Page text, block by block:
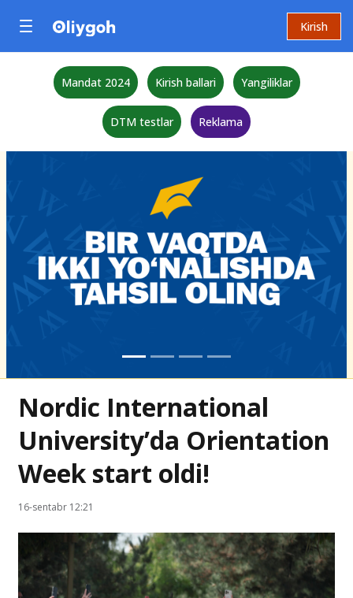
Kirish
Mandat 2024 Kirish ballari Yangiliklar
DTM testlar Reklama
Nordic International
University’da Orientation
Week start oldi!
16-sentabr 12:21